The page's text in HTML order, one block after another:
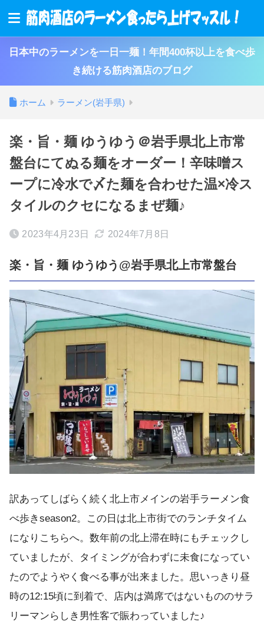
日本中のラーメンを一日一麺！年間400杯以上を食べ歩
き続ける筋肉酒店のブログ
ホーム ラーメン(岩手県)
楽・旨・麺 ゆうゆう＠岩手県北上市常
盤台にてぬる麺をオーダー！辛味噌ス
ープに冷水で〆た麺を合わせた温×冷ス
タイルのクセになるまぜ麺♪
2023年4月23日 2024年7月8日
楽・旨・麺 ゆうゆう@岩手県北上市常盤台
訳あってしばらく続く北上市メインの岩手ラーメン食
べ歩きseason2。この日は北上市街でのランチタイム
になりこちらへ。数年前の北上滞在時にもチェックし
ていましたが、タイミングが合わずに未食になってい
たのでようやく食べる事が出来ました。思いっきり昼
時の12:15頃に到着で、店内は満席ではないもののサラ
リーマンらしき男性客で賑わっていました♪